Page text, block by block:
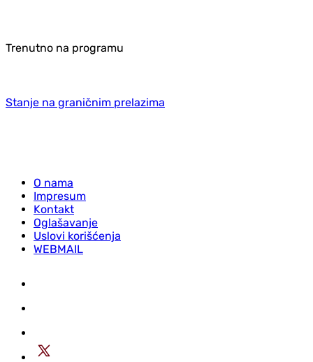
Trenutno na programu
Stanje na graničnim prelazima
O nama
Impresum
Kontakt
Oglašavanje
Uslovi korišćenja
WEBMAIL